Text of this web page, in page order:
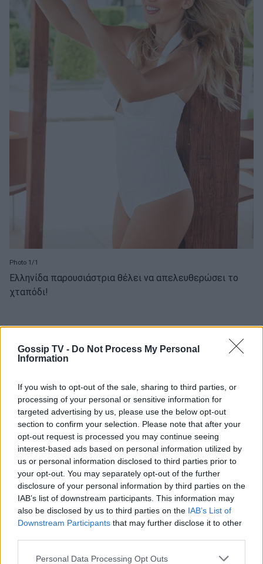
Gossip TV - Do Not Process My Personal
Information
If you wish to opt-out of the sale, sharing to third parties, or
processing of your personal or sensitive information for
targeted advertising by us, please use the below opt-out
section to confirm your selection. Please note that after your
opt-out request is processed you may continue seeing
interest-based ads based on personal information utilized by
us or personal information disclosed to third parties prior to
your opt-out. You may separately opt-out of the further
disclosure of your personal information by third parties on the
IAB’s list of downstream participants. This information may
also be disclosed by us to third parties on the IAB’s List of
Downstream Participants that may further disclose it to other
Personal Data Processing Opt Outs
Photo 1/1
Ελληνίδα παρουσιάστρια θέλει να απελευθερώσει το
χταπόδι!